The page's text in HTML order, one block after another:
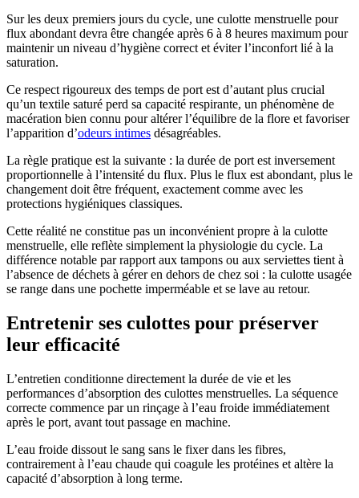
Sur les deux premiers jours du cycle, une culotte menstruelle pour
flux abondant devra être changée après 6 à 8 heures maximum pour
maintenir un niveau d’hygiène correct et éviter l’inconfort lié à la
saturation.
Ce respect rigoureux des temps de port est d’autant plus crucial
qu’un textile saturé perd sa capacité respirante, un phénomène de
macération bien connu pour altérer l’équilibre de la flore et favoriser
l’apparition d’odeurs intimes désagréables.
La règle pratique est la suivante : la durée de port est inversement
proportionnelle à l’intensité du flux. Plus le flux est abondant, plus le
changement doit être fréquent, exactement comme avec les
protections hygiéniques classiques.
Cette réalité ne constitue pas un inconvénient propre à la culotte
menstruelle, elle reflète simplement la physiologie du cycle. La
différence notable par rapport aux tampons ou aux serviettes tient à
l’absence de déchets à gérer en dehors de chez soi : la culotte usagée
se range dans une pochette imperméable et se lave au retour.
Entretenir ses culottes pour préserver
leur efficacité
L’entretien conditionne directement la durée de vie et les
performances d’absorption des culottes menstruelles. La séquence
correcte commence par un rinçage à l’eau froide immédiatement
après le port, avant tout passage en machine.
L’eau froide dissout le sang sans le fixer dans les fibres,
contrairement à l’eau chaude qui coagule les protéines et altère la
capacité d’absorption à long terme.